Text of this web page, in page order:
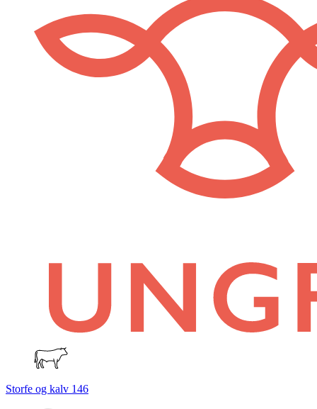
Storfe og kalv 146